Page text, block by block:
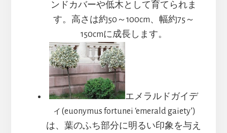
ンドカバーや低木として育てられま
す。高さは約50～100cm、幅約75～
150cmに成長します。
エメラルドガイデ
ィ(euonymus fortunei ‘emerald gaiety’)
は、葉のふち部分に明るい印象を与え